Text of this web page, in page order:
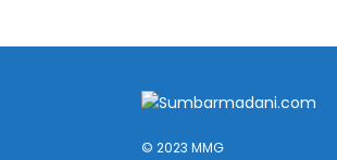
© 2023 MMG